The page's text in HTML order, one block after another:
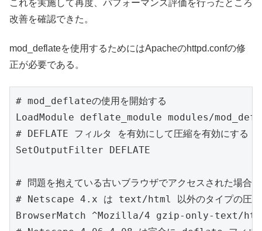
これを実施して再度、パフォーマンス評価を行ったところ
改善を確認できた。
mod_deflateを使用するためにはApacheのhttpd.confの修
正が必要である。
# mod_deflateの使用を開始する
LoadModule deflate_module modules/
# DEFLATE フィルタ を有効にして圧縮を有効にする
SetOutputFilter DEFLATE
# 問題を抱えている古いブラウザでアクセスされた場合
# Netscape 4.x は text/html 以外のタイプの圧縮を
BrowserMatch ^Mozilla/4 gzip-only-text/